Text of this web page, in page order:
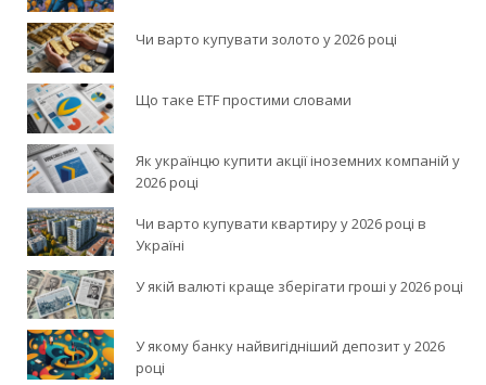
Чи варто купувати золото у 2026 році
Що таке ETF простими словами
Як українцю купити акції іноземних компаній у
2026 році
Чи варто купувати квартиру у 2026 році в
Україні
У якій валюті краще зберігати гроші у 2026 році
У якому банку найвигідніший депозит у 2026
році